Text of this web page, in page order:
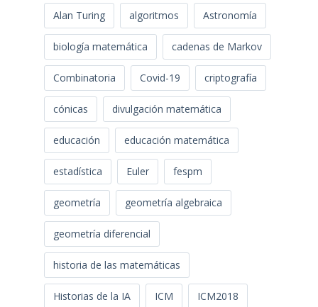
Alan Turing algoritmos Astronomía
biología matemática cadenas de Markov
Combinatoria Covid-19 criptografía
cónicas divulgación matemática
educación educación matemática
estadística Euler fespm
geometría geometría algebraica
geometría diferencial
historia de las matemáticas
Historias de la IA ICM ICM2018